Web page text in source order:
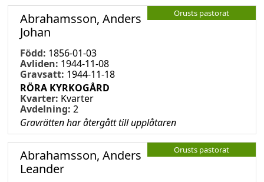
Orusts pastorat
Abrahamsson, Anders
Johan
Född: 1856-01-03
Avliden: 1944-11-08
Gravsatt: 1944-11-18
RÖRA KYRKOGÅRD
Kvarter: Kvarter
Avdelning: 2
Gravrätten har återgått till upplåtaren
Orusts pastorat
Abrahamsson, Anders
Leander